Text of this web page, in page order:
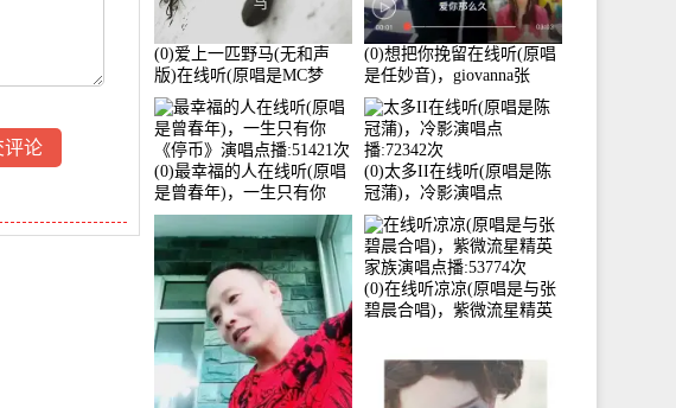
(0)爱上一匹野马(无和声
版)在线听(原唱是MC梦
柯)，冰鑫Asce演唱点
播:178815次
(0)想把你挽留在线听(原唱
是任妙音)，giovanna张
【任96】演唱点播:60173次
(0)最幸福的人在线听(原唱
是曾春年)，一生只有你
《停币》演唱点播:51421次
(0)太多II在线听(原唱是陈
冠蒲)，冷影演唱点
播:72342次
(0)在线听凉凉(原唱是与张
碧晨合唱)，紫微流星精英